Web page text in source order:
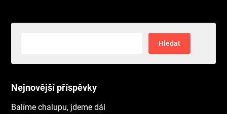
Nejnovější příspěvky
Balíme chalupu, jdeme dál